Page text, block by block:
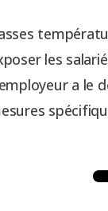
les
a le